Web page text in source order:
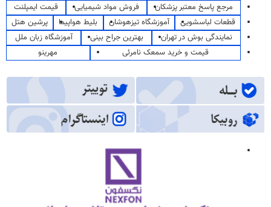
مرجع پاسخ معتبر پزشکان
فروش مواد شیمیایی
قیمت ایمپلنت
قطعات لباسشویی
آموزشگاه تیزهوشان بلیط هواپیما
پرشین هتل
نمایندگی بوش در تهران
بهترین جراح بینی
آموزشگاه زبان ملل
قیمت و خرید سمعک نامرئی
مهرینو